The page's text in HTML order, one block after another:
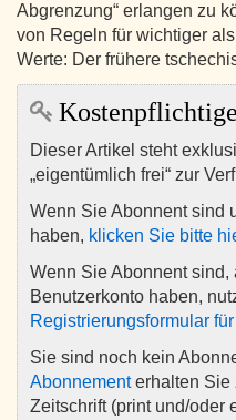
Abgrenzung“ erlangen zu
von Regeln für wichtiger
Werte: Der frühere
Dieser Artikel steht
„eigentümlich frei“ zur
Wenn Sie Abonnent sind
haben, klicken Sie bitte
Wenn Sie Abonnent sind,
Benutzerkonto haben,
Registrierungsformular
Sie sind noch kein
Abonnementerhalten Sie
Zeitschrift (print und/oder